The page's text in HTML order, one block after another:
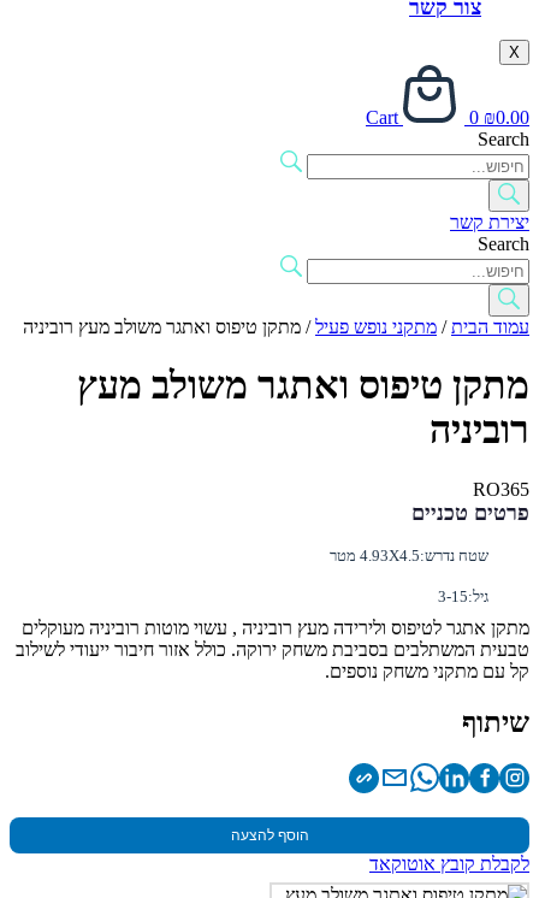
צור קשר
X
₪0.00
0
Cart
Search
יצירת קשר
Search
עמוד הבית/ מתקני נופש פעיל/ מתקן טיפוס ואתגר משולב מעץ רוביניה
מתקן טיפוס ואתגר משולב מעץ
רוביניה
RO365
פרטים טכניים
שטח נדרש:4.93X4.5 מטר
גיל:3-15
מתקן אתגר לטיפוס ולירידה מעץ רוביניה , עשוי מוטות רוביניה מעוקלים
טבעית המשתלבים בסביבת משחק ירוקה. כולל אזור חיבור ייעודי לשילוב
קל עם מתקני משחק נוספים.
שיתוף
הוסף להצעה
לקבלת קובץ אוטוקאד